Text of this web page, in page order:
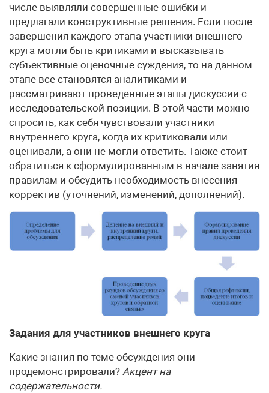
числе выявляли совершенные ошибки и
предлагали конструктивные решения. Если после
завершения каждого этапа участники внешнего
круга могли быть критиками и высказывать
субъективные оценочные суждения, то на данном
этапе все становятся аналитиками и
рассматривают проведенные этапы дискуссии с
исследовательской позиции. В этой части можно
спросить, как себя чувствовали участники
внутреннего круга, когда их критиковали или
оценивали, а они не могли ответить. Также стоит
обратиться к сформулированным в начале занятия
правилам и обсудить необходимость внесения
корректив (уточнений, изменений, дополнений).
Задания для участников внешнего круга
Какие знания по теме обсуждения они
продемонстрировали? Акцент на
содержательности.